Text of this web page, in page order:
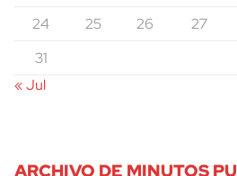
24
25 26 27
31
« Jul
ARCHIVO DE MINUTOS